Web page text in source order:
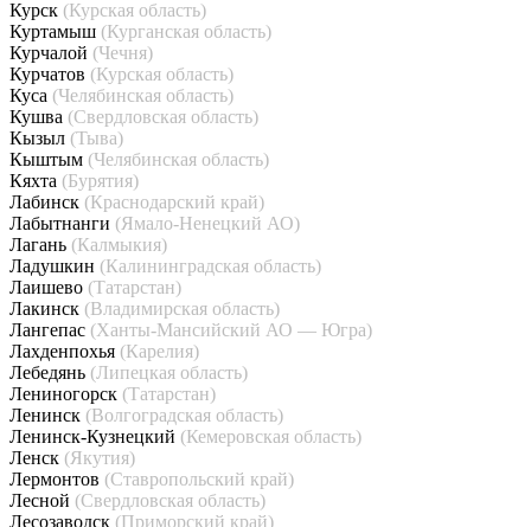
Курск (Курская область)
Куртамыш (Курганская область)
Курчалой (Чечня)
Курчатов (Курская область)
Куса (Челябинская область)
Кушва (Свердловская область)
Кызыл (Тыва)
Кыштым (Челябинская область)
Кяхта (Бурятия)
Лабинск (Краснодарский край)
Лабытнанги (Ямало-Ненецкий АО)
Лагань (Калмыкия)
Ладушкин (Калининградская область)
Лаишево (Татарстан)
Лакинск (Владимирская область)
Лангепас (Ханты-Мансийский АО — Югра)
Лахденпохья (Карелия)
Лебедянь (Липецкая область)
Лениногорск (Татарстан)
Ленинск (Волгоградская область)
Ленинск-Кузнецкий (Кемеровская область)
Ленск (Якутия)
Лермонтов (Ставропольский край)
Лесной (Свердловская область)
Лесозаводск (Приморский край)